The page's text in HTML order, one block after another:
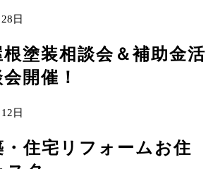
日
塗装相談会＆補助金活
開催！
日
・住宅リフォームお住